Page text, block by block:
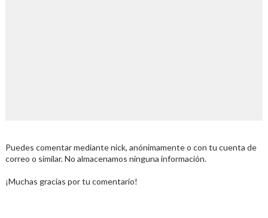
Puedes comentar mediante nick, anónimamente o con tu cuenta de
correo o similar. No almacenamos ninguna información.
¡Muchas gracias por tu comentario!